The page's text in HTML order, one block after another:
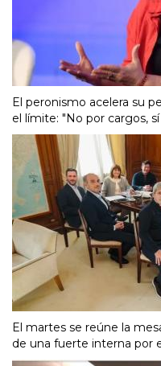
El peronismo acelera su
el límite: "No por cargos,
El martes se reúne la
de una fuerte interna por